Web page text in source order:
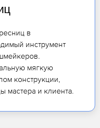
в
инструмент
мягкую
конструкции,
мастера и клиента.